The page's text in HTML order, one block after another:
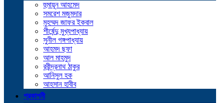
হুমায়ূন আহমেদ
সমরেশ মজুমদার
মুহম্মদ জাফর ইকবাল
শীর্ষেন্দু মুখ্যপাধ্যায়
সুনীল গঙ্গপাধ্যায়
আহমদ ছফা
আল মাহমুদ
রবীন্দ্রনাথ ঠাকুর
আনিসুল হক
আহসান হাবীব
প্রকাশনী